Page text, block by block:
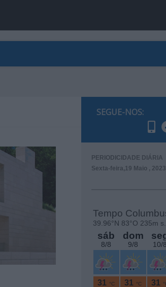
SEGUE-NOS:
PERIODICIDADE DIÁRIA
Sexta-feira,19 Maio , 2023